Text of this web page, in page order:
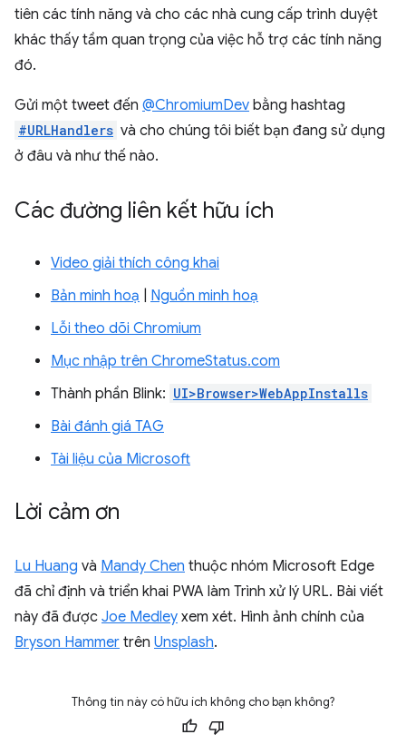
tiên các tính năng và cho các nhà cung cấp trình duyệt
khác thấy tầm quan trọng của việc hỗ trợ các tính năng
đó.
Gửi một tweet đến @ChromiumDev bằng hashtag
#URLHandlers và cho chúng tôi biết bạn đang sử dụng
ở đâu và như thế nào.
Các đường liên kết hữu ích
Video giải thích công khai
Bản minh hoạ
Nguồn minh hoạ
Lỗi theo dõi Chromium
Mục nhập trên ChromeStatus.com
Thành phần Blink: UI>Browser>WebAppInstalls
Bài đánh giá TAG
Tài liệu của Microsoft
Lời cảm ơn
Lu Huang và Mandy Chen thuộc nhóm Microsoft Edge
đã chỉ định và triển khai PWA làm Trình xử lý URL. Bài viết
này đã được Joe Medley xem xét. Hình ảnh chính của
Bryson Hammer trên Unsplash.
Thông tin này có hữu ích không cho bạn không?